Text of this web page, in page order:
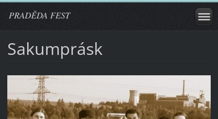
PRADĚDA FEST
Sakumprásk